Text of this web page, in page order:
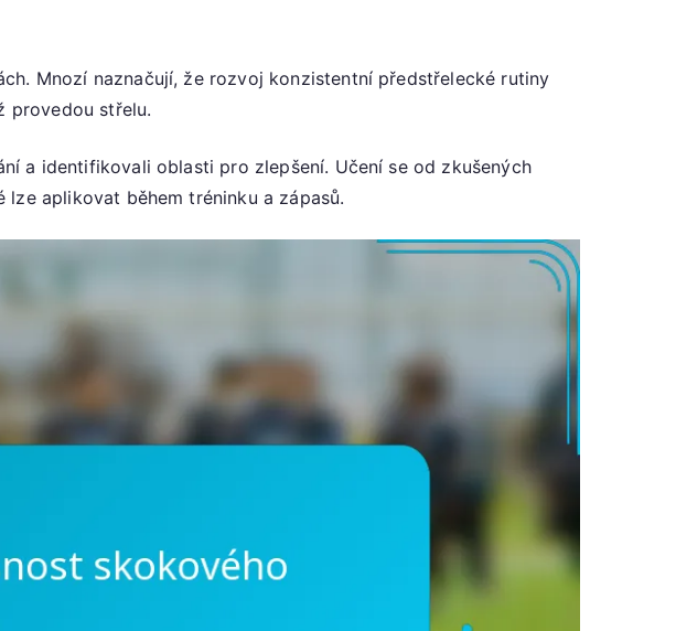
Mnozí naznačují, že rozvoj konzistentní předstřelecké rutiny
provedou střelu.
a identifikovali oblasti pro zlepšení. Učení se od zkušených
aplikovat během tréninku a zápasů.